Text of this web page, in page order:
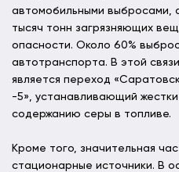
автомобильными выбросами,
тысяч тонн загрязняющих
опасности. Около 60%
автотранспорта. В этой
является переход
-5», устанавливающий
содержанию серы в топливе.
Кроме того, значительная
стационарные источники. В